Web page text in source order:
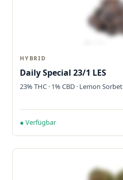
HYBRID
Daily Special 23/1 LES
23% THC · 1% CBD · Lemon Sorbet
● Verfügbar